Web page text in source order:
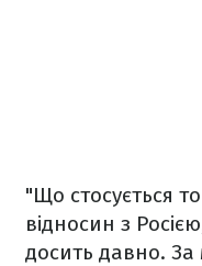
"Що стосується
відносин з Росією
досить давно. За